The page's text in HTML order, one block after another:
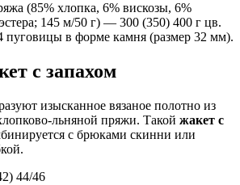
(85% хлопка, 6% вискозы, 6%
145 м/50 г) — 300 (350) 400 г цв.
в форме камня (размер 32 мм).
с запахом
изысканное вязаное полотно из
льняной пряжи. Такой жакет с
с брюками скинни или
44/46